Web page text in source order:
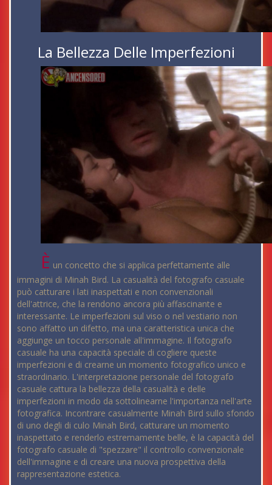
La Bellezza Delle Imperfezioni
È un concetto che si applica perfettamente alle
immagini di Minah Bird. La casualità del fotografo casuale
può catturare i lati inaspettati e non convenzionali
dell'attrice, che la rendono ancora più affascinante e
interessante. Le imperfezioni sul viso o nel vestiario non
sono affatto un difetto, ma una caratteristica unica che
aggiunge un tocco personale all'immagine. Il fotografo
casuale ha una capacità speciale di cogliere queste
imperfezioni e di crearne un momento fotografico unico e
straordinario. L'interpretazione personale del fotografo
casuale cattura la bellezza della casualità e delle
imperfezioni in modo da sottolinearne l'importanza nell'arte
fotografica. Incontrare casualmente Minah Bird sullo sfondo
di uno degli di culo Minah Bird, catturare un momento
inaspettato e renderlo estremamente belle, è la capacità del
fotografo casuale di "spezzare" il controllo convenzionale
dell'immagine e di creare una nuova prospettiva della
rappresentazione estetica.